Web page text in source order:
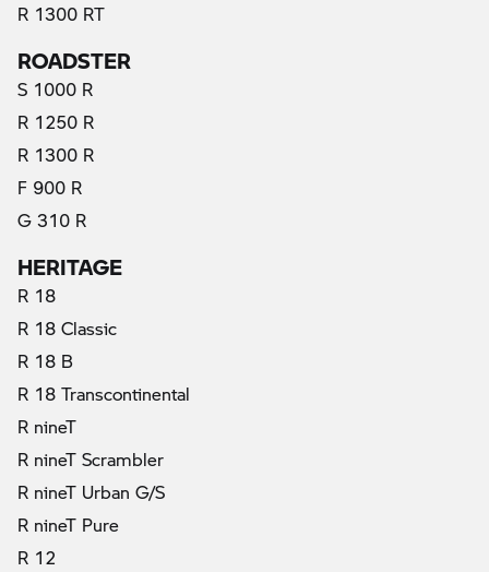
R 1300 RT
ROADSTER
S 1000 R
R 1250 R
R 1300 R
F 900 R
G 310 R
HERITAGE
R 18
R 18 Classic
R 18 B
R 18 Transcontinental
R nineT
R nineT Scrambler
R nineT Urban G/S
R nineT Pure
R 12